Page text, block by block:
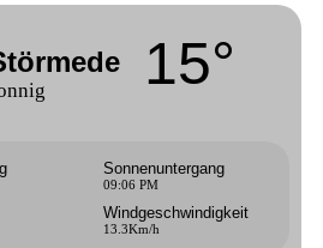
15°
Sonnenuntergang
09:06 PM
Windgeschwindigkeit
13.3Km/h